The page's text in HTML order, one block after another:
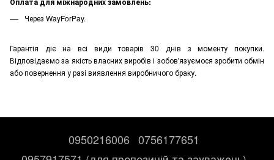
Через WayForPay.
Гарантія діє на всі види товарів 30 днів з моменту покупки.
Відповідаємо за якість власних виробів і зобов'язуємося зробити обмін
або повернення у разі виявлення виробничого браку.
0950216006 0756177651